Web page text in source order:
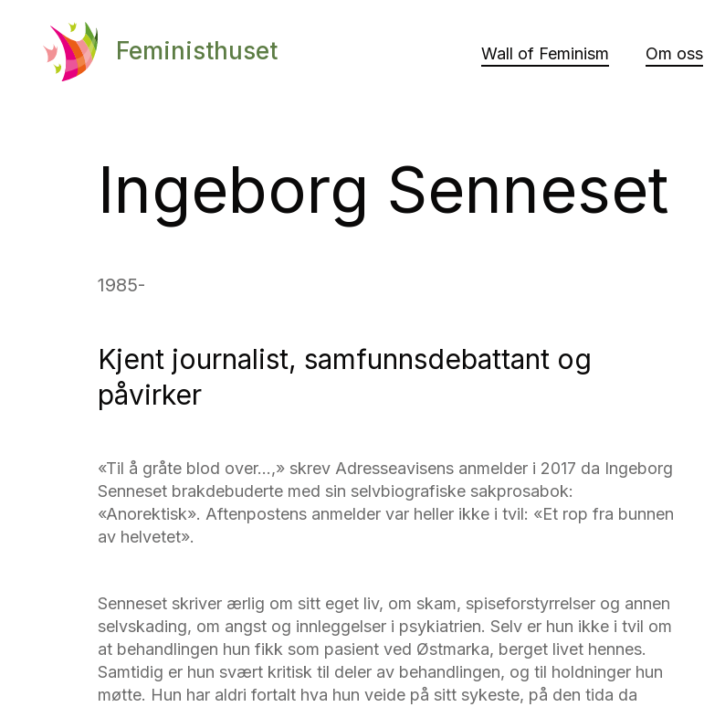
Feministhuset Wall of Feminism Om oss
Ingeborg Senneset
1985-
Kjent journalist, samfunnsdebattant og
påvirker
«Til å gråte blod over…,» skrev Adresseavisens anmelder i 2017 da Ingeborg
Senneset brakdebuderte med sin selvbiografiske sakprosabok:
«Anorektisk». Aftenpostens anmelder var heller ikke i tvil: «Et rop fra bunnen
av helvetet».
Senneset skriver ærlig om sitt eget liv, om skam, spiseforstyrrelser og annen
selvskading, om angst og innleggelser i psykiatrien. Selv er hun ikke i tvil om
at behandlingen hun fikk som pasient ved Østmarka, berget livet hennes.
Samtidig er hun svært kritisk til deler av behandlingen, og til holdninger hun
møtte. Hun har aldri fortalt hva hun veide på sitt sykeste, på den tida da